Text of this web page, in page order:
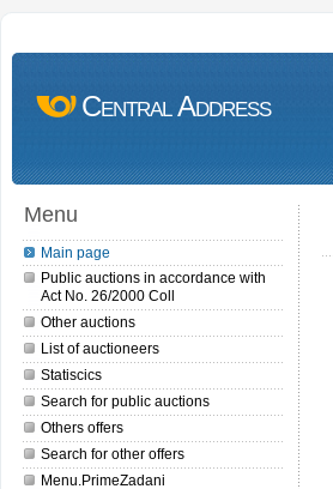
Central Address
Menu
Main page
Public auctions in accordance with
Act No. 26/2000 Coll
Other auctions
List of auctioneers
Statiscics
Search for public auctions
Others offers
Search for other offers
Menu.PrimeZadani